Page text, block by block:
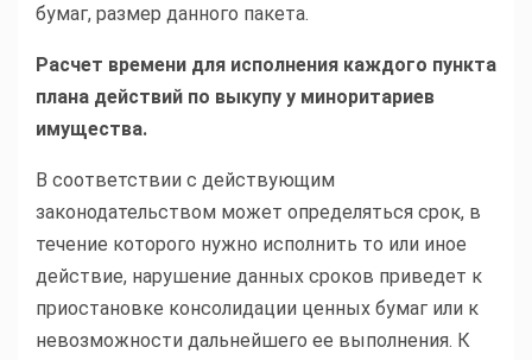
бумаг, размер данного пакета.
Расчет времени для исполнения каждого пункта
плана действий по выкупу у миноритариев
имущества.
В соответствии с действующим
законодательством может определяться срок, в
течение которого нужно исполнить то или иное
действие, нарушение данных сроков приведет к
приостановке консолидации ценных бумаг или к
невозможности дальнейшего ее выполнения. К